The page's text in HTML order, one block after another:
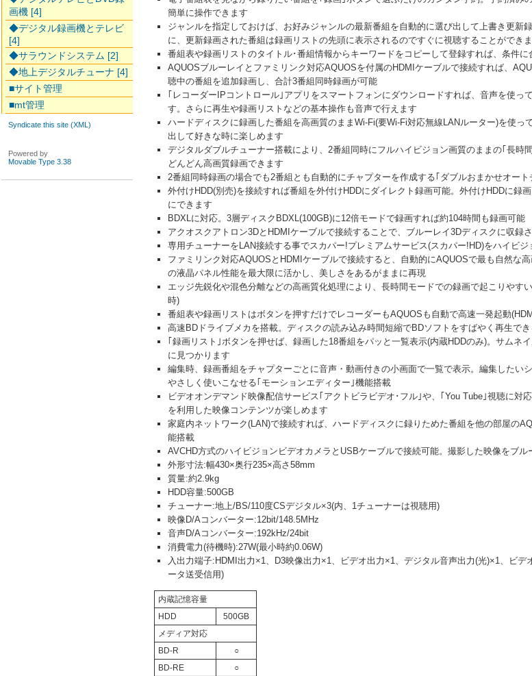
簡単に操作できます
ジャンルを指定しておけば、お好みジャンルの最新番組を自動的に選び出して上書き更新
に、更新録画された番組は録画リストの先頭に表示されるのですぐに視聴することができ
番組表や録画リストのタイトル･番組情報からキーワードをコピーして登録すれば、条件
AQUOSブルーレイとファミリンク対応AQUOSを付属のHDMIケーブルで接続すれば、
聴中の番組を追加録画し、合計3番組同時録画が可能
｢レコーダーIPコントロール｣アプリをスマートフォンにダウンロードすれば、音声を使っ
す。さらに再生や録画リストなどの基本操作も音声で行えます
ハードディスクに録画した番組を高画質のままWi-Fi(要Wi-Fi対応無線LANルーター)を使
出して好きな時に楽しめます
デジタルダブルチューナー搭載により、2番組同時にフルハイビジョン画質のままの｢長時
どんどん高画質録画できます
2番組同時録画の場合でも2番組とも自動的にチャプターを作成する｢ダブルおまかせオー
外付けHDD(別売)を接続すれば番組を外付けHDDにダイレクト録画可能。外付けHDDに録
にできます
BDXLに対応。3層ディスクBDXL(100GB)に12倍モードで録画すれば約104時間も録画可能
アクオスクアトロン3DとHDMIケーブルで接続することで、ブルーレイ3Dディスクに収録
専用チューナーをLAN接続する事でスカパー!プレミアムサービス(スカパー!HD)をハイビ
ファミリンク対応AQUOSとHDMIケーブルで接続すると、自動的にAQUOSで最も自然な
の液晶パネル性能を最大限に活かし、美しさをあるがままに再現
エッジ先鋭化や混色分離などの高画質化処理により、長時間モードでの録画で起こりやす
時)
番組表や録画リストはボタンを押すだけでレコーダーもAQUOSも自動で高速一発起動
高速BDドライブメカを搭載。ディスクの読み込み時間短縮でBDソフトをすばやく再生で
｢録画リスト｣ボタンを押せば、録画した18番組をパッと一覧表示(内蔵HDDのみ)。サムネ
に見つかります
編集時、録画番組をチャプターごとに音声・動画付きの小画面で一覧で表示。編集したい
やさしく使いこなせる｢モーションエディター｣機能搭載
ビデオオンデマンド映像配信サービス｢アクトビラビデオ･フル｣や、｢You Tube｣視聴に対
を利用した映像コンテンツが楽しめます
家庭内ネットワーク(LAN)で接続すれば、ハードディスクに録りためた番組を他の部屋の
能搭載
AVCHD方式のハイビジョンビデオカメラとUSBケーブルで接続可能。撮影した映像をブ
外形寸法:幅430×奥行235×高さ58mm
質量:約2.9kg
HDD容量:500GB
チューナー:地上/BS/110度CSデジタル×3(内、1チューナーは視聴用)
映像D/Aコンバーター:12bit/148.5MHz
音声D/Aコンバーター:192kHz/24bit
消費電力(待機時):27W(最小時約0.06W)
入出力端子:HDMI出力×1、D3映像出力×1、ビデオ出力×1、デジタル音声出力(光)×1、ビ
ータ送受信用)
内蔵記憶容量
HDD 500GB
メディア対応
BD-R ○
BD-RE ○
画機 [4]
◆デジタル録画機とテレビ
[4]
◆サラウンドシステム [2]
◆地上デジタルチューナ [4]
■サイト管理
■mt管理
Syndicate this site (XML)
Powered by
Movable Type 3.38